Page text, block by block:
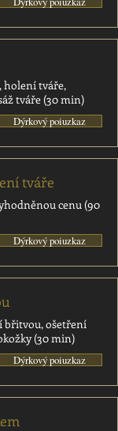
holení tváře,
tváře (30 min)
Dýrkový poiuzkaz
tváře
cenu (90
Dýrkový poiuzkaz
břitvou, ošetření
(30 min)
Dýrkový poiuzkaz